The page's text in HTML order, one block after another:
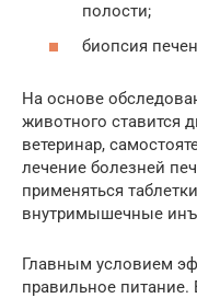
полости;
биопсия
На основе
животного ставится
ветеринар,
лечение болезней
применяться
внутримышечные
Главным условием
правильное питание.